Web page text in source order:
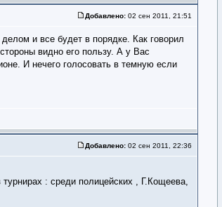
Добавлено: 02 сен 2011, 21:51
и все будет в порядке. Как говорил
видно его пользу. А у Вас
И нечего голосовать в темную если
Добавлено: 02 сен 2011, 22:36
: среди полицейских , Г.Кощеева,